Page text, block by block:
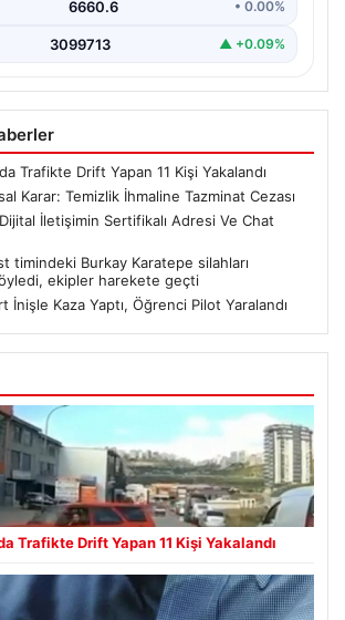
6660.6 • 0.00%
3099713 ▲ +0.09%
Trafikte Drift Yapan 11 Kişi Yakalandı
Karar: Temizlik İhmaline Tazminat Cezası
İletişimin Sertifikalı Adresi Ve Chat
timindeki Burkay Karatepe silahları
ekipler harekete geçti
İnişle Kaza Yaptı, Öğrenci Pilot Yaralandı
Trafikte Drift Yapan 11 Kişi Yakalandı